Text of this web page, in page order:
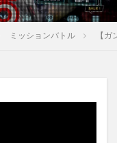
ミッションバトル 【